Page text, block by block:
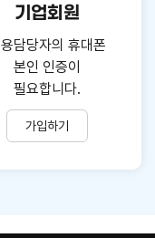
기업회원
담당자의 휴대폰
본인 인증이
필요합니다.
가입하기